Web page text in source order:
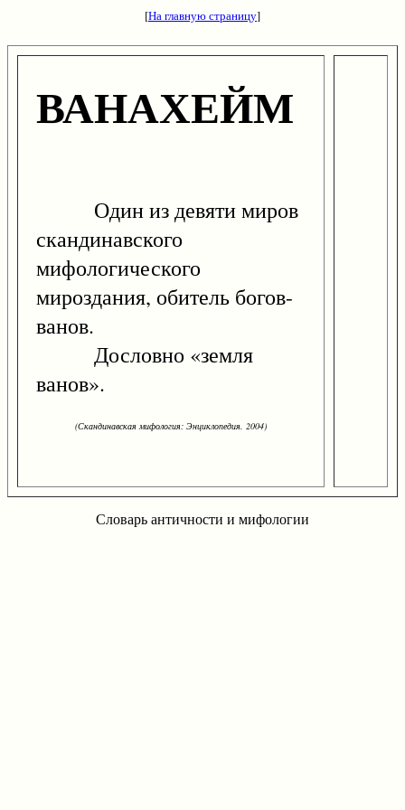
[На главную страницу]
ВАНАХЕЙМ
Один из девяти миров
скандинавского
мифологического
мироздания, обитель богов-
ванов.
Дословно «земля
ванов».
(Скандинавская мифология: Энциклопедия. 2004)
Словарь античности и мифологии